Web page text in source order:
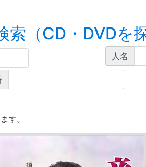
（CD・DVDを探
人名
す。